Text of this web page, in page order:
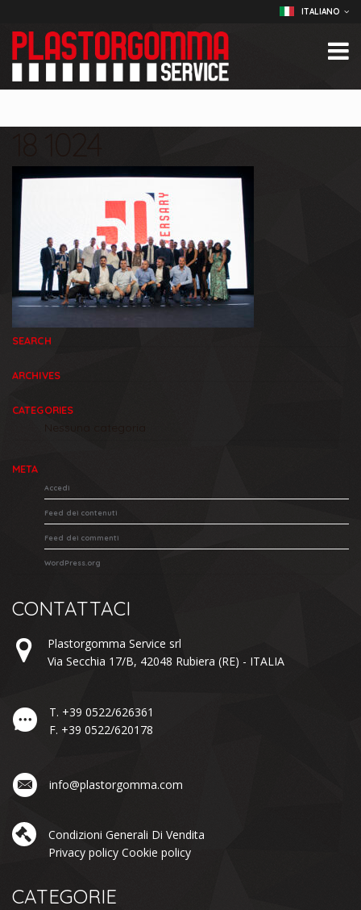
ITALIANO
SEARCH
ARCHIVES
CATEGORIES
Nessuna categoria
META
Accedi
Feed dei contenuti
Feed dei commenti
WordPress.org
CONTATTACI
Plastorgomma Service srl
Via Secchia 17/B, 42048 Rubiera (RE) - ITALIA
T. +39 0522/626361
F. +39 0522/620178
info@plastorgomma.com
Condizioni Generali Di Vendita
Privacy policy Cookie policy
CATEGORIE